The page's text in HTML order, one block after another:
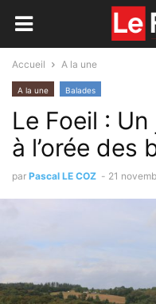
Accueil A la une
A la une Balades
Le Foeil :
à l’orée des
par Pascal LE COZ - 21